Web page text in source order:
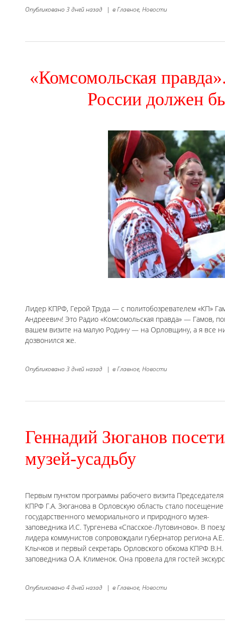
Опубликовано 3 дней назад | вГлавное, Новости
«Комсомольская
России должен
Лидер КПРФ, Герой Труда — с политобозревателем «КП»
Андреевич! Это Радио «Комсомольская правда» — Гамов,
вашем визите на малую Родину — на Орловщину, а я все
дозвонился же.
Опубликовано 3 дней назад | вГлавное, Новости
Геннадий Зюганов
музей-усадьбу
Первым пунктом программы рабочего визита
КПРФ Г.А. Зюганова в Орловскую область стало посещение
государственного мемориального и природного музея-
заповедника И.С. Тургенева «Спасское-Лутовиново». В
лидера коммунистов сопровождали губернатор региона А.Е.
Клычков и первый секретарь Орловского обкома КПРФ
заповедника О.А. Клименок. Она провела для гостей
Опубликовано 4 дней назад | вГлавное, Новости